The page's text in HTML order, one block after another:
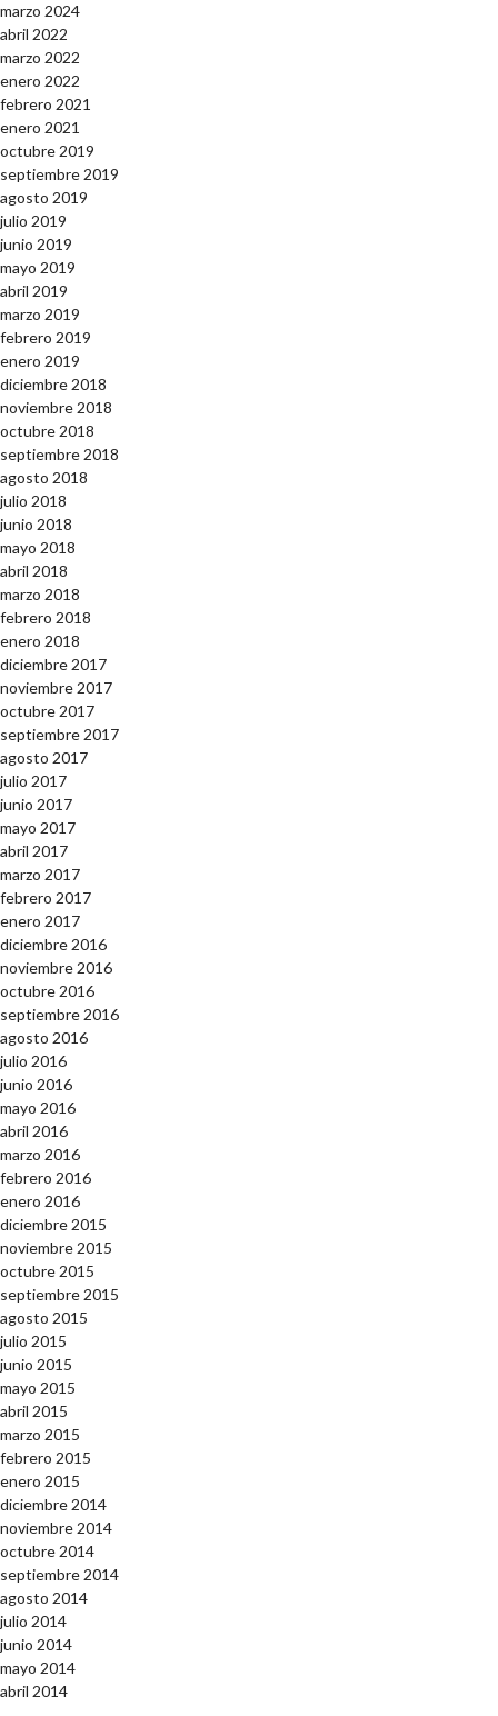
marzo 2024
abril 2022
marzo 2022
enero 2022
febrero 2021
enero 2021
octubre 2019
septiembre 2019
agosto 2019
julio 2019
junio 2019
mayo 2019
abril 2019
marzo 2019
febrero 2019
enero 2019
diciembre 2018
noviembre 2018
octubre 2018
septiembre 2018
agosto 2018
julio 2018
junio 2018
mayo 2018
abril 2018
marzo 2018
febrero 2018
enero 2018
diciembre 2017
noviembre 2017
octubre 2017
septiembre 2017
agosto 2017
julio 2017
junio 2017
mayo 2017
abril 2017
marzo 2017
febrero 2017
enero 2017
diciembre 2016
noviembre 2016
octubre 2016
septiembre 2016
agosto 2016
julio 2016
junio 2016
mayo 2016
abril 2016
marzo 2016
febrero 2016
enero 2016
diciembre 2015
noviembre 2015
octubre 2015
septiembre 2015
agosto 2015
julio 2015
junio 2015
mayo 2015
abril 2015
marzo 2015
febrero 2015
enero 2015
diciembre 2014
noviembre 2014
octubre 2014
septiembre 2014
agosto 2014
julio 2014
junio 2014
mayo 2014
abril 2014